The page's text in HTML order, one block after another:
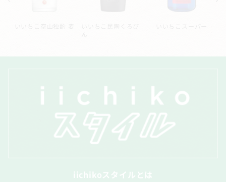
iichikoスタイルとは